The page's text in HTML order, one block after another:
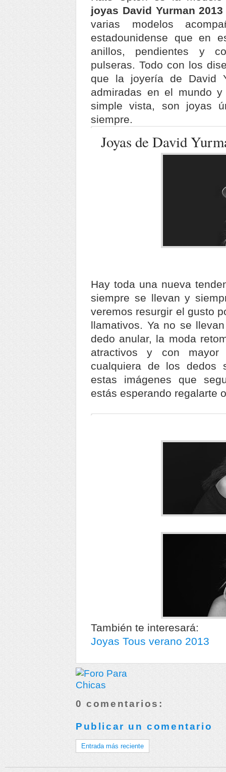
joyas David Yurman 2013
varias modelos
estadounidense que en
anillos, pendientes y
pulseras. Todo con los
que la joyería de David
admiradas en el mundo
simple vista, son joyas
siempre.
Joyas de David
Hay toda una nueva
siempre se llevan y
veremos resurgir el gusto
llamativos. Ya no se
dedo anular, la moda
atractivos y con mayor
cualquiera de los dedos
estas imágenes que
estás esperando regalarte
También te interesará:
Joyas Tous verano 2013
0 comentarios:
Publicar un comentario
Entrada más reciente